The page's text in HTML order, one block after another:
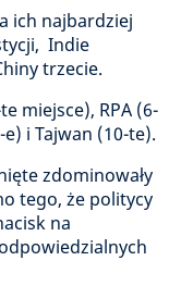
ich najbardziej
Indie
trzecie.
miejsce), RPA (6-
i Tajwan (10-te).
zdominowały
tego, że politycy
na